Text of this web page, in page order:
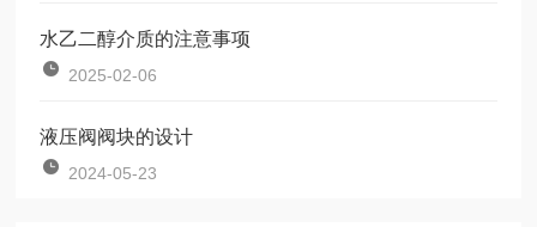
水乙二醇介质的注意事项
2025-02-06
液压阀阀块的设计
2024-05-23